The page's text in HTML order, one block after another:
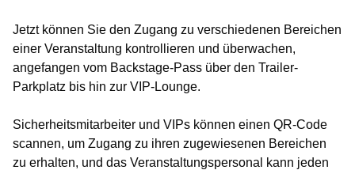
Jetzt können Sie den Zugang zu verschiedenen Bereichen
einer Veranstaltung kontrollieren und überwachen,
angefangen vom Backstage-Pass über den Trailer-
Parkplatz bis hin zur VIP-Lounge.
Sicherheitsmitarbeiter und VIPs können einen QR-Code
scannen, um Zugang zu ihren zugewiesenen Bereichen
zu erhalten, und das Veranstaltungspersonal kann jeden